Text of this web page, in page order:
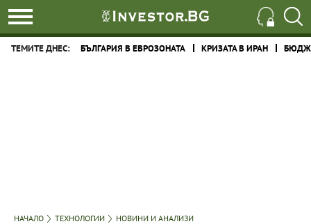
ТЕМИТЕ ДНЕС: БЪЛГАРИЯ В ЕВРОЗОНАТА КРИЗАТА В ИРАН
НАЧАЛО ТЕХНОЛОГИИ НОВИНИ И АНАЛИЗИ